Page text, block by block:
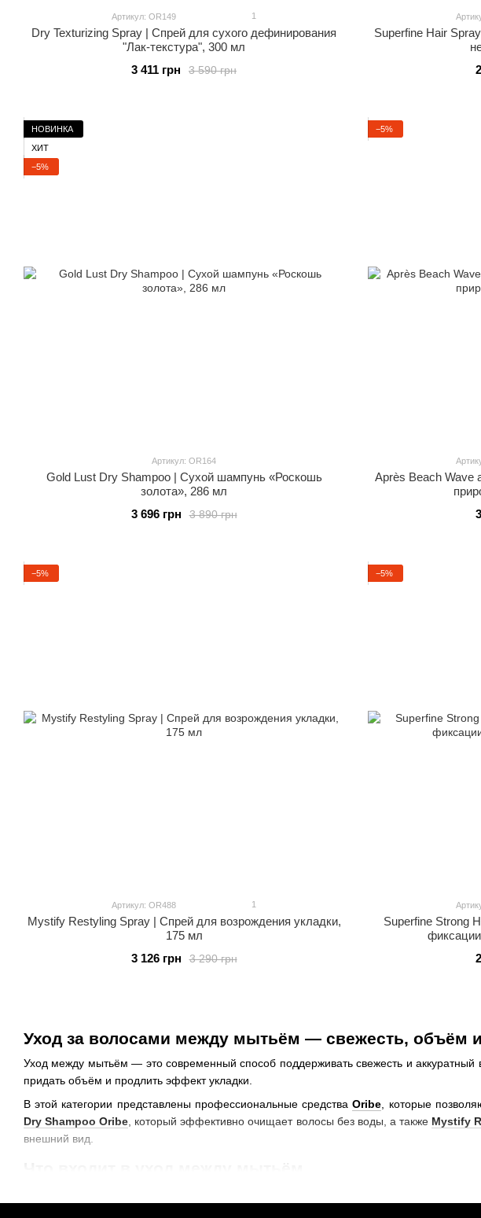
Уход за волосами между мытьём — свежесть, объём
Уход между мытьём — это современный способ поддерживать свежесть и
придать объём и продлить эффект укладки.
В этой категории представлены профессиональные средстваOribe, которые
Dry Shampoo Oribe, который эффективно очищает волосы без воды, а также Mystify
внешний вид.
Артикул: OR149 1
Dry Texturizing Spray | Спрей для сухого дефинирования
"Лак-текстура", 300 мл
3 590 грн
3 411 грн
Superfine Hair
НОВИНКА
ХИТ
−5%
Артикул: OR164
Gold Lust Dry Shampoo | Сухой шампунь «Роскошь
золота», 286 мл
3 890 грн
3 696 грн
−5%
Après Beach Wave
−5%
Артикул: OR488 1
Mystify Restyling Spray | Спрей для возрождения укладки,
175 мл
3 290 грн
3 126 грн
−5%
Superfine Strong